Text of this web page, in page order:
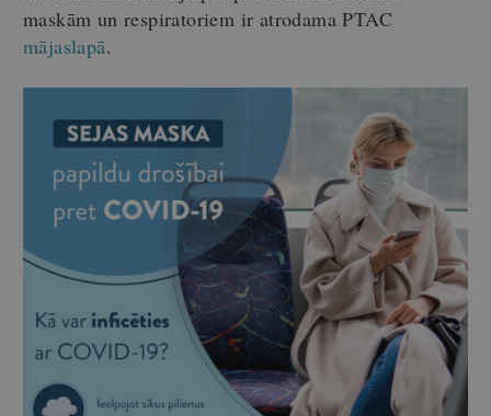
maskām un respiratoriem ir atrodama PTAC
mājaslapā.